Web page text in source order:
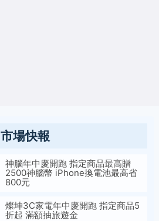
市場快報
神腦年中慶開跑 指定商品最高贈
2500神腦幣 iPhone換電池最高省
800元
燦坤3C家電年中慶開跑 指定商品5
折起 滿額抽旅遊金